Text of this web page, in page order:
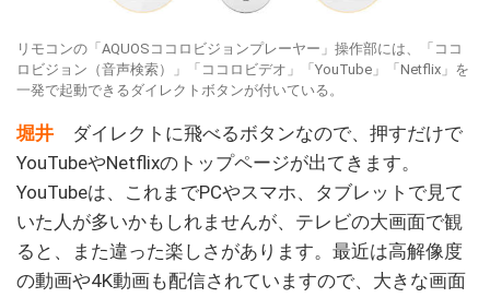
リモコンの「AQUOSココロビジョンプレーヤー」操作部には、「ココ
ロビジョン（音声検索）」「ココロビデオ」「YouTube」「Netflix」を
一発で起動できるダイレクトボタンが付いている。
堀井 ダイレクトに飛べるボタンなので、押すだけで
YouTubeやNetflixのトップページが出てきます。
YouTubeは、これまでPCやスマホ、タブレットで見て
いた人が多いかもしれませんが、テレビの大画面で観
ると、また違った楽しさがあります。最近は高解像度
の動画や4K動画も配信されていますので、大きな画面